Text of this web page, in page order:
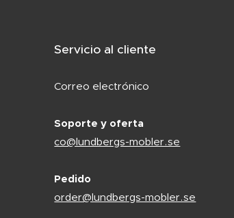
Servicio al cliente
Correo electrónico
Soporte y oferta
co@lundbergs-mobler.se
Pedido
order@lundbergs-mobler.se